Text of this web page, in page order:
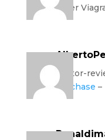
order
doctor-
purchase –